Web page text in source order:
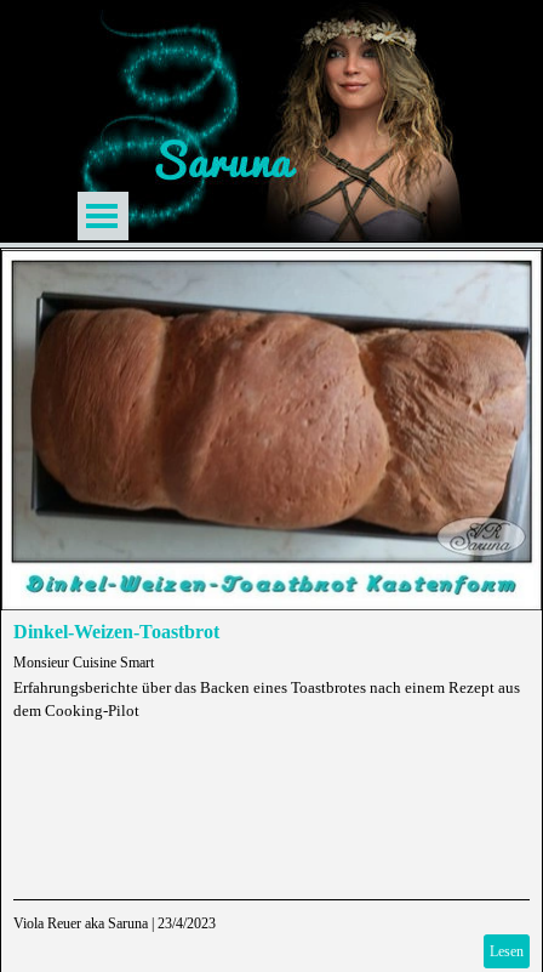
Dinkel-Weizen-Toastbrot
Monsieur Cuisine Smart
Erfahrungsberichte über das Backen eines Toastbrotes nach einem Rezept aus
dem Cooking-Pilot
Viola Reuer aka Saruna 23/4/2023
Lesen